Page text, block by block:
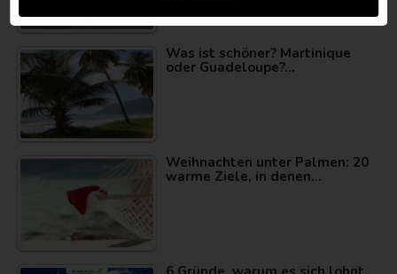
Was ist schöner? Martinique
oder Guadeloupe?…
Weihnachten unter Palmen: 20
warme Ziele, in denen…